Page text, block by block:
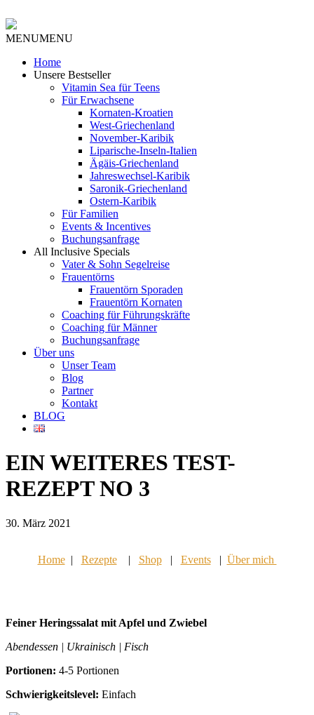
MENUMENU
Home
Unsere Bestseller
Vitamin Sea für Teens
Für Erwachsene
Kornaten-Kroatien
West-Griechenland
November-Karibik
Liparische-Inseln-Italien
Ägäis-Griechenland
Jahreswechsel-Karibik
Saronik-Griechenland
Ostern-Karibik
Für Familien
Events & Incentives
Buchungsanfrage
All Inclusive Specials
Vater & Sohn Segelreise
Frauentörns
Frauentörn Sporaden
Frauentörn Kornaten
Coaching für Führungskräfte
Coaching für Männer
Buchungsanfrage
Über uns
Unser Team
Blog
Partner
Kontakt
BLOG
EIN WEITERES TEST-
REZEPT NO 3
30. März 2021
Home| Rezepte| Shop| Events| Über mich
Feiner Heringssalat mit Apfel und Zwiebel
Abendessen | Ukrainisch | Fisch
Portionen: 4-5 Portionen
Schwierigkeitslevel: Einfach